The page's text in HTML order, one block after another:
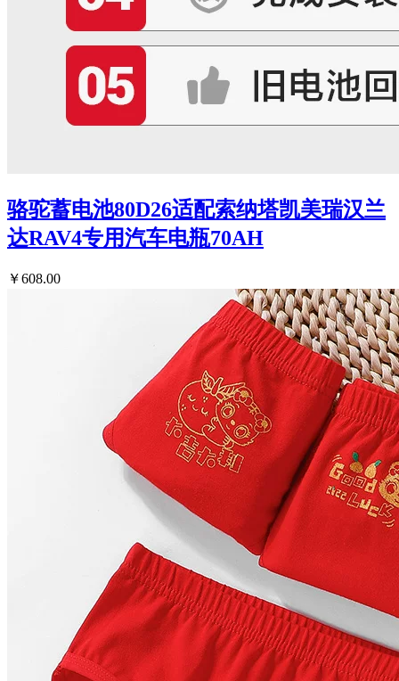
骆驼蓄电池80D26适配索纳塔凯美瑞汉兰
达RAV4专用汽车电瓶70AH
￥608.00